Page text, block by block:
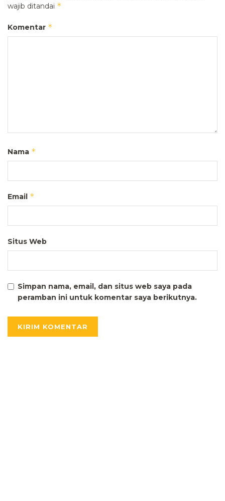
wajib ditandai *
Komentar *
Nama *
Email *
Situs Web
Simpan nama, email, dan situs web saya pada
peramban ini untuk komentar saya berikutnya.